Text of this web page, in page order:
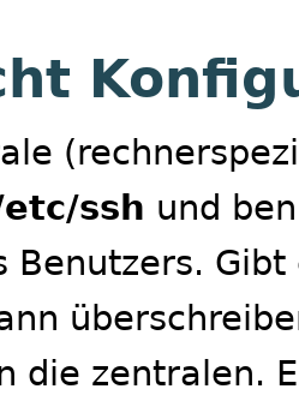
ssh und
Benutzers.
die zentralen.